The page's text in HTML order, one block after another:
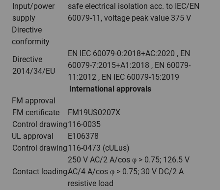
Input/power
supply
safe electrical isolation acc. to IEC/EN
60079-11, voltage peak value 375 V
Directive
conformity
Directive
2014/34/EU
EN IEC 60079-0:2018+AC:2020 , EN
60079-7:2015+A1:2018 , EN 60079-
11:2012 , EN IEC 60079-15:2019
International approvals
FM approval
FM certificate
FM19US0207X
Control drawing116-0035
UL approval
E106378
Control drawing116-0473 (cULus)
Contact loading
250 V AC/2 A/cos φ > 0.75; 126.5 V
AC/4 A/cos φ > 0.75; 30 V DC/2 A
resistive load